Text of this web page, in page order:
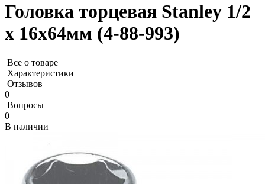
Головка торцевая Stanley 1/2
х 16x64мм (4-88-993)
Все о товаре
Характеристики
Отзывов
0
Вопросы
0
В наличии